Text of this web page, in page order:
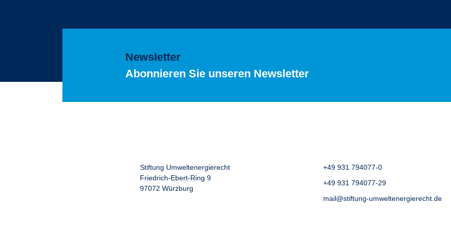
Newsletter
Abonnieren Sie unseren Newsletter
Stiftung Umweltenergierecht
Friedrich-Ebert-Ring 9
97072 Würzburg
+49 931 794077-0
+49 931 794077-29
mail@stiftung-umweltenergierecht.de